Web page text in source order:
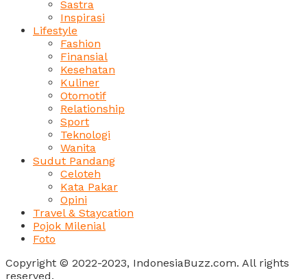
Sastra
Inspirasi
Lifestyle
Fashion
Finansial
Kesehatan
Kuliner
Otomotif
Relationship
Sport
Teknologi
Wanita
Sudut Pandang
Celoteh
Kata Pakar
Opini
Travel & Staycation
Pojok Milenial
Foto
Copyright © 2022-2023, IndonesiaBuzz.com. All rights
reserved.